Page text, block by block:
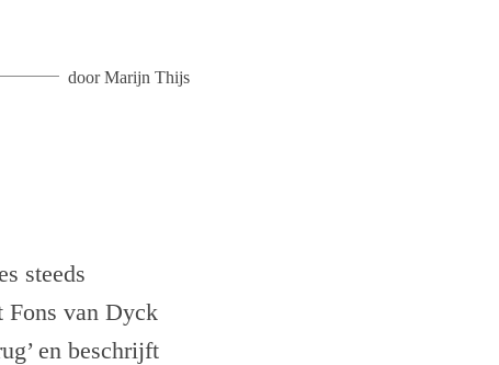
doorMarijn Thijs
steeds
Fons van Dyck
en beschrijft